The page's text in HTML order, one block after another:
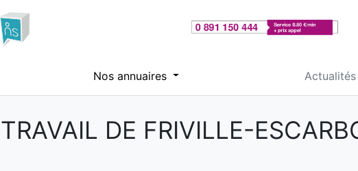
Nos annuaires Actualités
DE FRIVILLE-